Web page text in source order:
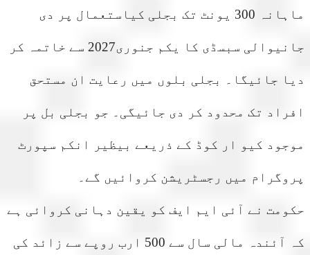
ماہانہ 300 یونٹ تک بجلی کیاستعمال پر دی
جانیوالی سبسڈی کا یکم جنوری2027 سے خاتمہ کر
جائیگا۔ بجلی بلوں میں رعایت ان مستحق
تک محدود کر دی جائیگی۔ جو بجلی بل پر
کیو ار کوڈ کے ذریعے بیظیر انکم سپورٹ
میں رجسٹریشن کروائیں گے۔
نے آئی ایم ایف کو یقین دہانی کروائی ہے
کہ آئندہ مالی سال سے 500 ارب روپے سے زائد کی